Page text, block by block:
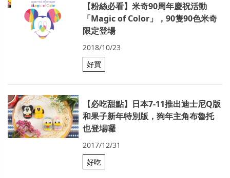
【粉絲必看】米奇90周年慶祝活動
「Magic of Color」，90隻90色米奇
限定登場
2018/10/23
好買
【必吃甜點】日本7-11推出迪士尼Q版
和果子新年特別版，狗年主角布魯托
也登場囉
2017/12/31
好吃